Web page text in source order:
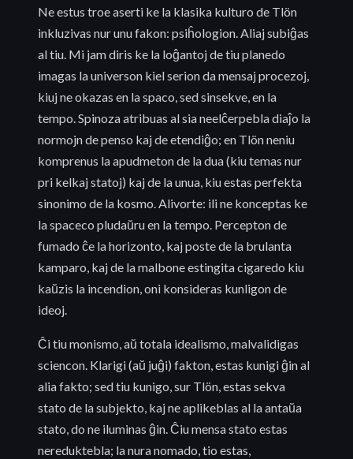
Ne estus troe aserti ke la klasika kulturo de Tlön
inkluzivas nur unu fakon: psiĥologion. Aliaj subiĝas
al tiu. Mi jam diris ke la loĝantoj de tiu planedo
imagas la universon kiel serion da mensaj procezoj,
kiuj ne okazas en la spaco, sed sinsekve, en la
tempo. Spinoza atribuas al sia neelĉerpebla diaĵo la
normojn de penso kaj de etendiĝo; en Tlön neniu
komprenus la apudmeton de la dua (kiu temas nur
pri kelkaj statoj) kaj de la unua, kiu estas perfekta
sinonimo de la kosmo. Alivorte: ili ne konceptas ke
la spaceco pludaŭru en la tempo. Percepton de
fumado ĉe la horizonto, kaj poste de la brulanta
kamparo, kaj de la malbone estingita cigaredo kiu
kaŭzis la incendion, oni konsideras kunligon de
ideoj.
Ĉi tiu monismo, aŭ totala idealismo, malvalidigas
sciencon. Klarigi (aŭ juĝi) fakton, estas kunigi ĝin al
alia fakto; sed tiu kunigo, sur Tlön, estas sekva
stato de la subjekto, kaj ne aplikeblas al la antaŭa
stato, do ne iluminas ĝin. Ĉiu mensa stato estas
nereduktebla; la nura nomado, tio estas,